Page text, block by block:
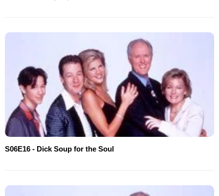
S06E16 - Dick Soup for the Soul